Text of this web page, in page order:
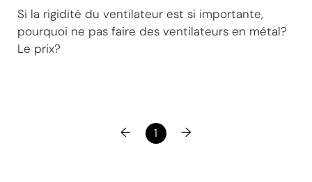
Si la rigidité du ventilateur est si importante,
pourquoi ne pas faire des ventilateurs en métal?
Le prix?
← 1 →